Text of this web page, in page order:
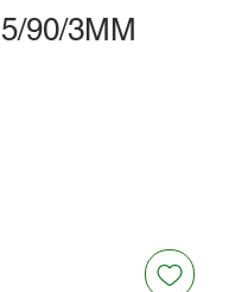
90/3MM